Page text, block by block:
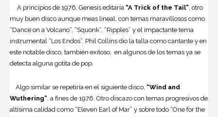
A principios de 1976, Genesis editaría “A Trick of the Tail” , otro
muy buen disco aunque meas lineal, con temas maravillosos como
“Dance on a Volcano”, “Squonk”, “Ripples” y el impactante tema
instrumental “Los Endos”. Phil Collins dio la talla como cantante y en
este notable disco, también exitoso, en algunos de los temas ya se
detecta alguna gotita de pop.
Algo similar se repetiría en el siguiente disco, “Wind and
Wuthering” , a fines de 1976. Otro discazo con temas progresivos de
altísima calidad como “Eleven Earl of Mar” y sobre todo “One for the